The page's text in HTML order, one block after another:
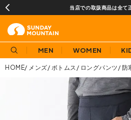
当店での取扱商品は全て
MEN WOMEN
HOME メンズ ボトムス ロングパンツ 防